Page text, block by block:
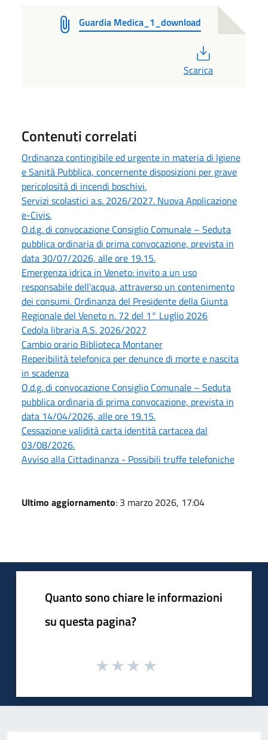
Guardia Medica_1_download
Scarica
Contenuti correlati
Ordinanza contingibile ed urgente in materia di Igiene
e Sanità Pubblica, concernente disposizioni per grave
pericolosità di incendi boschivi.
Servizi scolastici a.s. 2026/2027. Nuova Applicazione
e-Civis.
O.d.g. di convocazione Consiglio Comunale – Seduta
pubblica ordinaria di prima convocazione, prevista in
data 30/07/2026, alle ore 19.15.
Emergenza idrica in Veneto: invito a un uso
responsabile dell'acqua, attraverso un contenimento
dei consumi. Ordinanza del Presidente della Giunta
Regionale del Veneto n. 72 del 1° Luglio 2026
Cedola libraria A.S. 2026/2027
Cambio orario Biblioteca Montaner
Reperibilità telefonica per denunce di morte e nascita
in scadenza
O.d.g. di convocazione Consiglio Comunale – Seduta
pubblica ordinaria di prima convocazione, prevista in
data 14/04/2026, alle ore 19.15.
Cessazione validità carta identità cartacea dal
03/08/2026.
Avviso alla Cittadinanza - Possibili truffe telefoniche
Ultimo aggiornamento: 3 marzo 2026, 17:04
Quanto sono chiare le informazioni
su questa pagina?